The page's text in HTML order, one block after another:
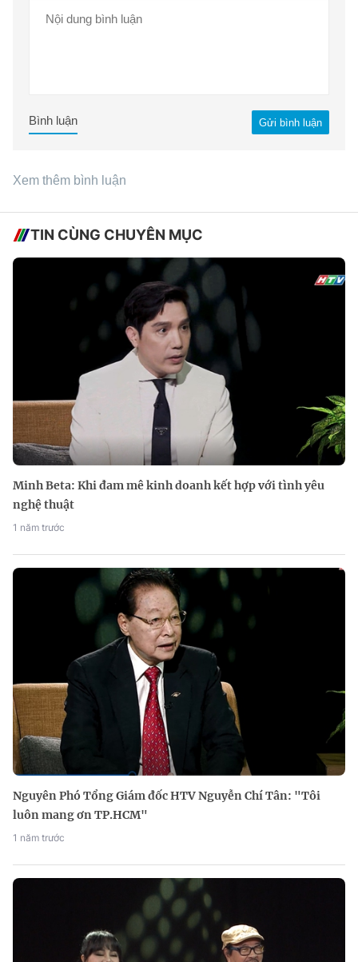
Gửi bình luận
Bình luận
Xem thêm bình luận
TIN CÙNG CHUYÊN MỤC
Minh Beta: Khi đam mê kinh doanh kết hợp với tình yêu
nghệ thuật
1 năm trước
Nguyên Phó Tổng Giám đốc HTV Nguyễn Chí Tân: "Tôi
luôn mang ơn TP.HCM"
1 năm trước